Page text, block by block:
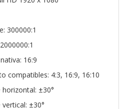
300000:1
16:9
compatibles: 4:3, 16:9, 16:10
±30°
±30°